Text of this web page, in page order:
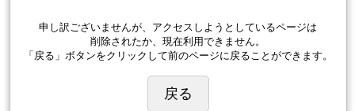
申し訳ございませんが、アクセスしようとしているページは
削除されたか、現在利用できません。
「戻る」ボタンをクリックして前のページに戻ることができます。
戻る